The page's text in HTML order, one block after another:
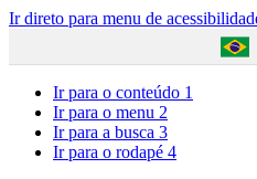
Ir direto para menu de
Ir para o conteúdo 1
Ir para o menu 2
Ir para a busca 3
Ir para o rodapé 4